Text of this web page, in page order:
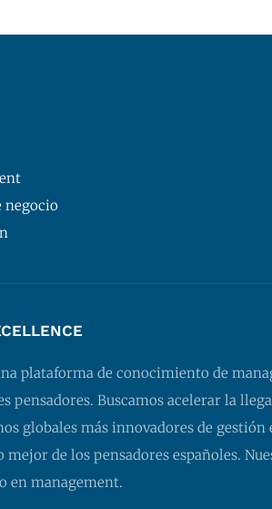
negocio
plataforma de conocimiento de
pensadores. Buscamos acelerar la
globales más innovadores de gestión
de los pensadores españoles.
en management.